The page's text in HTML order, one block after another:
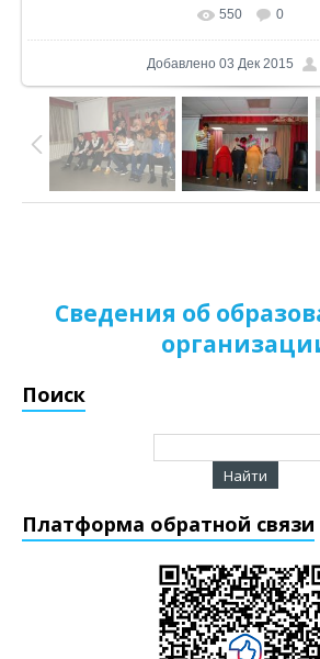
В реальном размере
550 0
Добавлено03 Дек 2015
Сведения об
Поиск
Платформа обратной связи